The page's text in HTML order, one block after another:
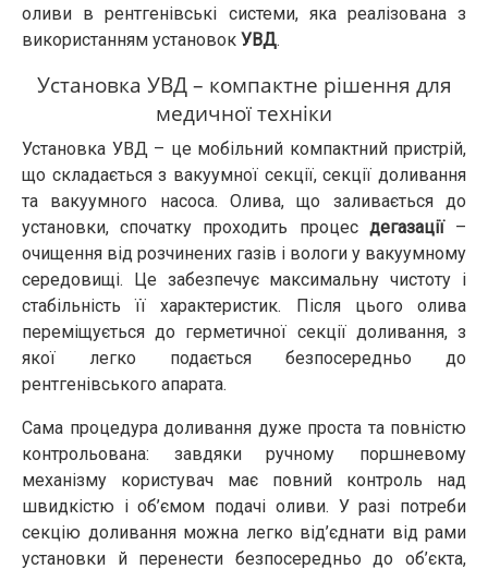
оливи в рентгенівські системи, яка реалізована з
використанням установок УВД.
Установка УВД – компактне рішення для
медичної техніки
Установка УВД – це мобільний компактний пристрій,
що складається з вакуумної секції, секції доливання
та вакуумного насоса. Олива, що заливається до
установки, спочатку проходить процес дегазації–
очищення від розчинених газів і вологи у вакуумному
середовищі. Це забезпечує максимальну чистоту і
стабільність її характеристик. Після цього олива
переміщується до герметичної секції доливання, з
якої легко подається безпосередньо до
рентгенівського апарата.
Сама процедура доливання дуже проста та повністю
контрольована: завдяки ручному поршневому
механізму користувач має повний контроль над
швидкістю і об’ємом подачі оливи. У разі потреби
секцію доливання можна легко від’єднати від рами
установки й перенести безпосередньо до об’єкта,